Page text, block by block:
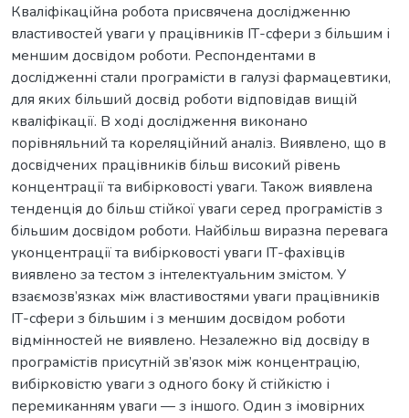
Кваліфікаційна робота присвячена дослідженню
властивостей уваги у працівників ІТ-сфери з більшим і
меншим досвідом роботи. Респондентами в
дослідженні стали програмісти в галузі фармацевтики,
для яких більший досвід роботи відповідав вищій
кваліфікації. В ході дослідження виконано
порівняльний та кореляційний аналіз. Виявлено, що в
досвідчених працівників більш високий рівень
концентрації та вибірковості уваги. Також виявлена
тенденція до більш стійкої уваги серед програмістів з
більшим досвідом роботи. Найбільш виразна перевага
уконцентрації та вибірковості уваги ІТ-фахівців
виявлено за тестом з інтелектуальним змістом. У
взаємозв’язках між властивостями уваги працівників
ІТ-сфери з більшим і з меншим досвідом роботи
відмінностей не виявлено. Незалежно від досвіду в
програмістів присутній зв’язок між концентрацію,
вибірковістю уваги з одного боку й стійкістю і
перемиканням уваги — з іншого. Один з імовірних